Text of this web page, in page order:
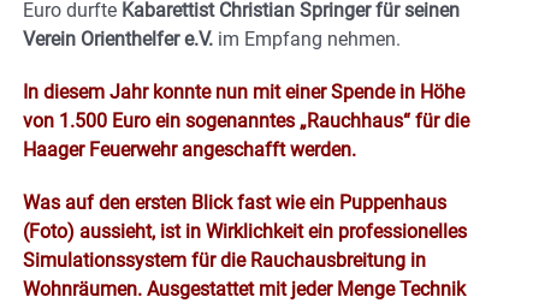
Euro durfte Kabarettist Christian Springer für seinen
Verein Orienthelfer e.V. im Empfang nehmen.
In diesem Jahr konnte nun mit einer Spende in Höhe
von 1.500 Euro ein sogenanntes „Rauchhaus“ für die
Haager Feuerwehr angeschafft werden.
Was auf den ersten Blick fast wie ein Puppenhaus
(Foto) aussieht, ist in Wirklichkeit ein professionelles
Simulationssystem für die Rauchausbreitung in
Wohnräumen. Ausgestattet mit jeder Menge Technik